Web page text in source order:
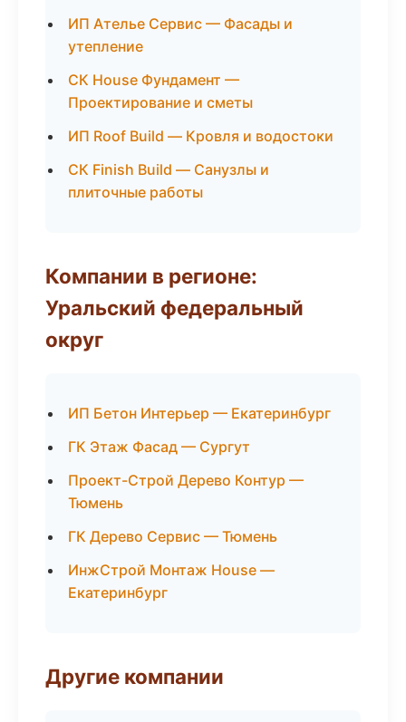
ИП Ателье Сервис — Фасады и
утепление
СК House Фундамент —
Проектирование и сметы
ИП Roof Build — Кровля и водостоки
СК Finish Build — Санузлы и
плиточные работы
Компании в регионе:
Уральский федеральный
округ
ИП Бетон Интерьер — Екатеринбург
ГК Этаж Фасад — Сургут
Проект-Строй Дерево Контур —
Тюмень
ГК Дерево Сервис — Тюмень
ИнжСтрой Монтаж House —
Екатеринбург
Другие компании